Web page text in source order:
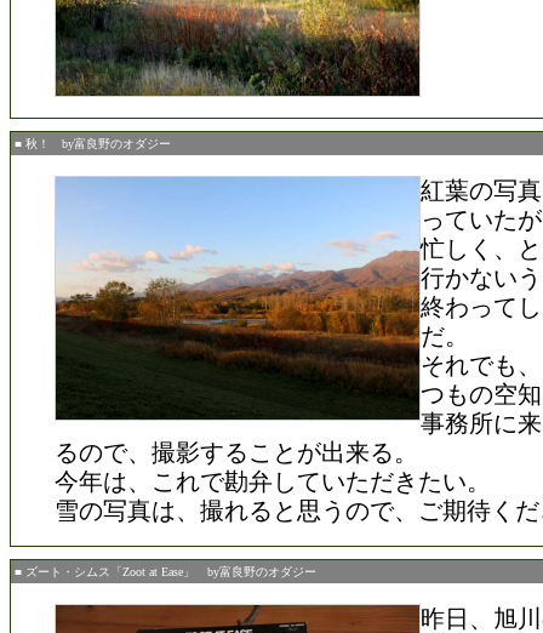
■ 秋！ by富良野のオダジー
紅葉の写
っていた
忙しく、
行かない
終わって
だ。
それでも
つもの空
事務所に
るので、撮影することが出来る。
今年は、これで勘弁していただきたい。
雪の写真は、撮れると思うので、ご期待く
■ ズート・シムス「Zoot at Ease」 by富良野のオダジー
昨日、旭